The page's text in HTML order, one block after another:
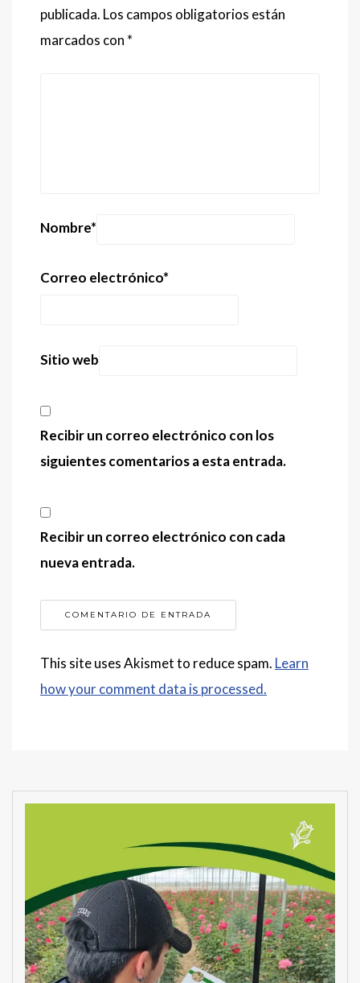
publicada. Los campos obligatorios están
marcados con *
Nombre*
Correo electrónico*
Sitio web
Recibir un correo electrónico con los
siguientes comentarios a esta entrada.
Recibir un correo electrónico con cada
nueva entrada.
This site uses Akismet to reduce spam. Learn
how your comment data is processed.